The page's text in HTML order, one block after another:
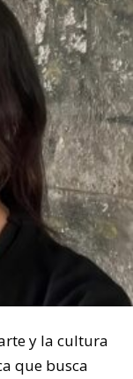
y la cultura
que busca